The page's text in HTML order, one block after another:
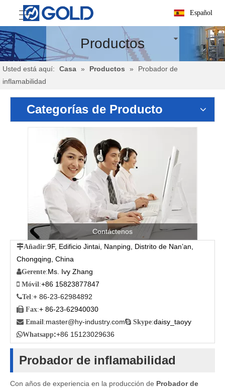
Español
Productos
Usted está aquí: Casa » Productos »
Probador de
inflamabilidad
Categorías de Producto
Contáctenos
Añadir:9F, Edificio Jintai, Nanping, Distrito de Nan’an,
Chongqing, China
Gerente:Ms. Ivy Zhang
 Móvil :+86 15823877847
Tel :+ 86-23-62984892
 Fax:+ 86-23-62940030
 Email :master@hy-industry.com Skype:daisy_taoyy
Whatsapp:+86 15123029636
Probador de inflamabilidad
Con años de experiencia en la producción de Probador de